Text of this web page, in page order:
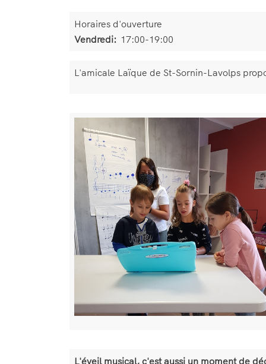
Horaires d'ouverture
Vendredi: 17:00-19:00
Bloc
L'amicale Laïque de St-Sornin-Lavolps
de
texte
Bloc
L'éveil musical, c'est aussi un moment de